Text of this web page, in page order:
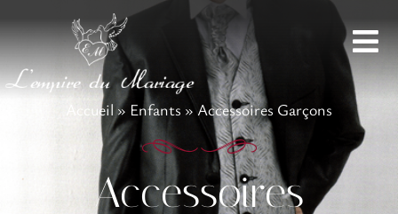
Accueil » Enfants » Accessoires Garçons
Accessoires